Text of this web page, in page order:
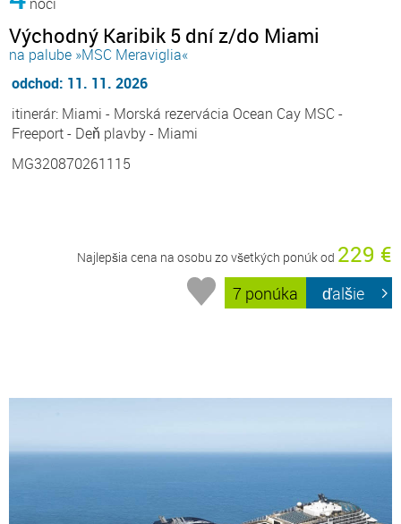
Východný Karibik 5 dní z/do Miami
na palube »MSC Meraviglia«
odchod: 11. 11. 2026
itinerár: Miami - Morská rezervácia Ocean Cay MSC -
Freeport - Deň plavby - Miami
MG320870261115
Najlepšia cena na osobu zo všetkých ponúk od 229 €
7 ponúka ďalšie